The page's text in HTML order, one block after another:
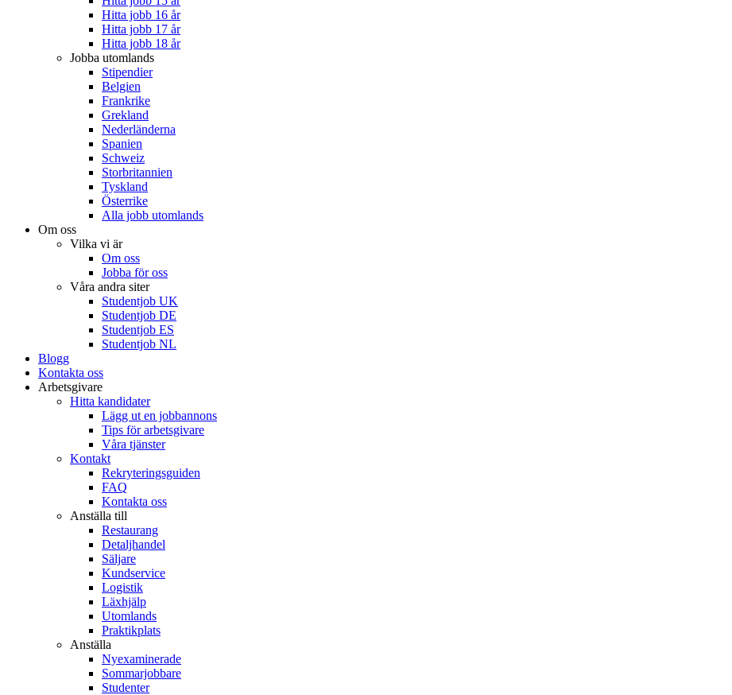
Hitta jobb 16 år
Hitta jobb 17 år
Hitta jobb 18 år
Jobba utomlands
Stipendier
Belgien
Frankrike
Grekland
Nederländerna
Spanien
Schweiz
Storbritannien
Tyskland
Österrike
Alla jobb utomlands
Om oss
Vilka vi är
Om oss
Jobba för oss
Våra andra siter
Studentjob UK
Studentjob DE
Studentjob ES
Studentjob NL
Blogg
Kontakta oss
Arbetsgivare
Hitta kandidater
Lägg ut en jobbannons
Tips för arbetsgivare
Våra tjänster
Kontakt
Rekryteringsguiden
FAQ
Kontakta oss
Anställa till
Restaurang
Detaljhandel
Säljare
Kundservice
Logistik
Läxhjälp
Utomlands
Praktikplats
Anställa
Nyexaminerade
Sommarjobbare
Studenter